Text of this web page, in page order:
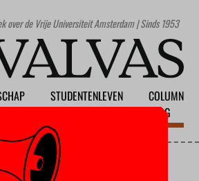
over de Vrije Universiteit Amsterdam | Sinds 1953
STUDENTENLEVEN
COLUMN
BLOG